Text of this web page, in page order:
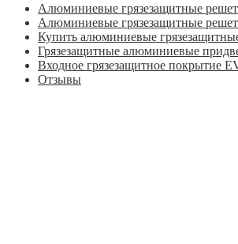
Алюминиевые грязезащитные
Алюминиевые грязезащитные
Купить алюминиевые
Грязезащитные алюминиевые
Входное грязезащитное покрытие
Отзывы